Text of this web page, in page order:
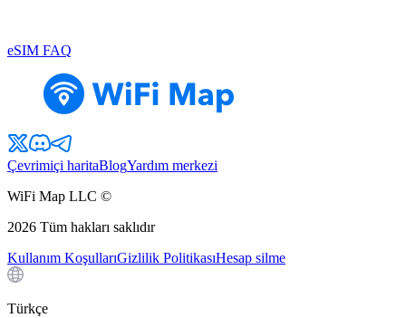
eSIM FAQ
Çevrimiçi haritaBlogYardım merkezi
WiFi Map LLC ©
2026 Tüm hakları saklıdır
Kullanım KoşullarıGizlilik PolitikasıHesap silme
Türkçe